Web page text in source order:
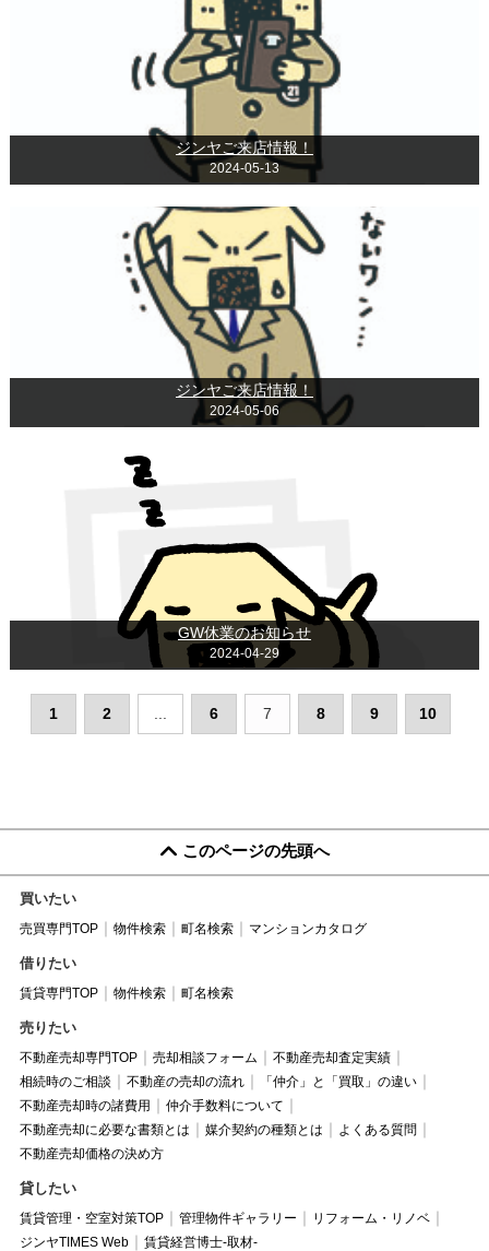
ジンヤご来店情報！
2024-05-13
ジンヤご来店情報！
2024-05-06
GW休業のお知らせ
2024-04-29
1 2 6 7 8 9 10
このページの先頭へ
買いたい
売買専門TOP 物件検索 町名検索 マンションカタログ
借りたい
賃貸専門TOP 物件検索 町名検索
売りたい
不動産売却専門TOP 売却相談フォーム
不動産売却査定実績
相続時のご相談
不動産の売却の流れ
「仲介」と「買取」の違い
不動産売却時の諸費用
仲介手数料について
不動産売却に必要な書類とは
媒介契約の種類とは
よくある質問
不動産売却価格の決め方
貸したい
賃貸管理・空室対策TOP 管理物件ギャラリー
リフォーム・リノベ
ジンヤTIMES Web
賃貸経営博士-取材-